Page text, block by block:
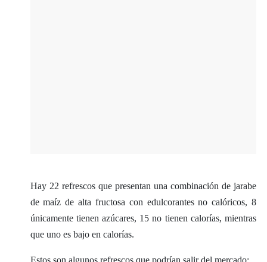
Hay 22 refrescos que presentan una combinación de jarabe
de maíz de alta fructosa con edulcorantes no calóricos, 8
únicamente tienen azúcares, 15 no tienen calorías, mientras
que uno es bajo en calorías.
Estos son algunos refrescos que podrían salir del mercado: